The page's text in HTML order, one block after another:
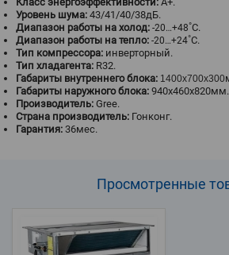
Уровень шума: 43/41/40/38дБ.
Диапазон работы на холод: -20…+48˚С.
Диапазон работы на тепло: -20…+24˚С.
Тип компрессора: инверторный.
Тип хладагента: R32.
Габариты внутреннего блока: 1400х700х300
Габариты наружного блока: 940х460х820мм.
Производитель: Gree.
Страна производитель: Гонконг.
Гарантия: 36мес.
Просмотренные